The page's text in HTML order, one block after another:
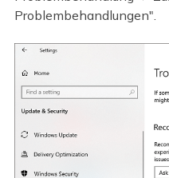
Problembehandlungen".